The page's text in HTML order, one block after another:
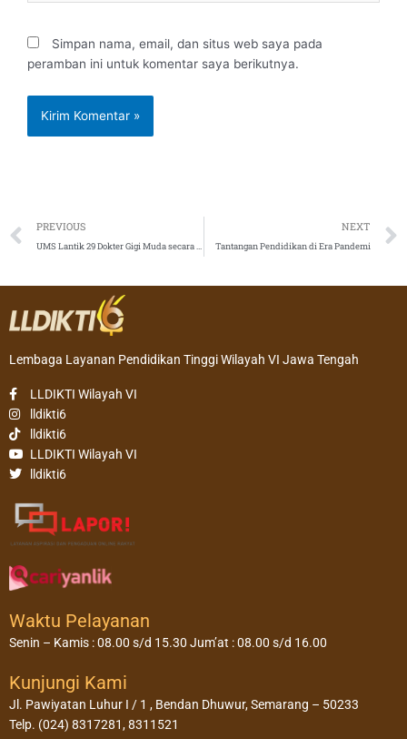
Simpan nama, email, dan situs web saya pada
peramban ini untuk komentar saya berikutnya.
Prev
PREVIOUS
UMS Lantik 29 Dokter Gigi Muda secara Virtual, 16 Lulusan Mendapat Nilai Sangat Memuaskan
NEXT
Tantangan Pendidikan di Era Pandemi
Lembaga Layanan Pendidikan Tinggi Wilayah VI Jawa Tengah
LLDIKTI Wilayah VI
lldikti6
lldikti6
LLDIKTI Wilayah VI
lldikti6
Waktu Pelayanan
Senin – Kamis : 08.00 s/d 15.30 Jum’at : 08.00 s/d 16.00
Kunjungi Kami
Jl. Pawiyatan Luhur I / 1 , Bendan Dhuwur, Semarang – 50233
Telp. (024) 8317281, 8311521